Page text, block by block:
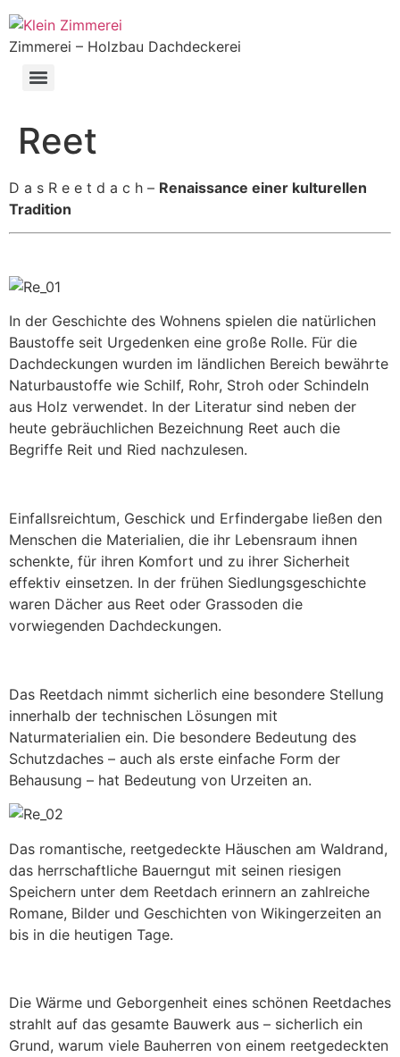
Zimmerei – Holzbau Dachdeckerei
Reet
D a s R e e t d a c h – Renaissance einer kulturellen
Tradition
In der Geschichte des Wohnens spielen die natürlichen
Baustoffe seit Urgedenken eine große Rolle. Für die
Dachdeckungen wurden im ländlichen Bereich bewährte
Naturbaustoffe wie Schilf, Rohr, Stroh oder Schindeln
aus Holz verwendet. In der Literatur sind neben der
heute gebräuchlichen Bezeichnung Reet auch die
Begriffe Reit und Ried nachzulesen.
Einfallsreichtum, Geschick und Erfindergabe ließen den
Menschen die Materialien, die ihr Lebensraum ihnen
schenkte, für ihren Komfort und zu ihrer Sicherheit
effektiv einsetzen. In der frühen Siedlungsgeschichte
waren Dächer aus Reet oder Grassoden die
vorwiegenden Dachdeckungen.
Das Reetdach nimmt sicherlich eine besondere Stellung
innerhalb der technischen Lösungen mit
Naturmaterialien ein. Die besondere Bedeutung des
Schutzdaches – auch als erste einfache Form der
Behausung – hat Bedeutung von Urzeiten an.
Das romantische, reetgedeckte Häuschen am Waldrand,
das herrschaftliche Bauerngut mit seinen riesigen
Speichern unter dem Reetdach erinnern an zahlreiche
Romane, Bilder und Geschichten von Wikingerzeiten an
bis in die heutigen Tage.
Die Wärme und Geborgenheit eines schönen Reetdaches
strahlt auf das gesamte Bauwerk aus – sicherlich ein
Grund, warum viele Bauherren von einem reetgedeckten